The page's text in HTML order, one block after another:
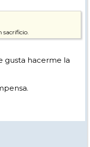
sacrificio.
gusta hacerme la